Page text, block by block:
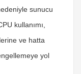
sunucu
kullanımı,
ve hatta
yol